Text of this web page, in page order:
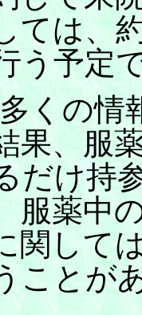
ては、
う予定
の情
果、服
だけ持
服薬中
関して
ことが